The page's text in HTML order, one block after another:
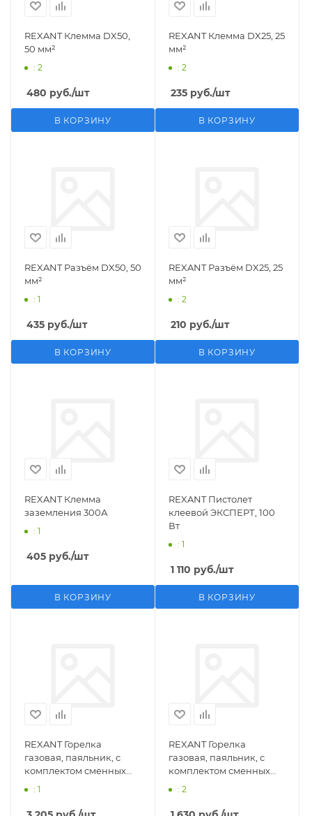
REXANT Клемма DX50,
50 мм²
: 2
480 руб./шт
В КОРЗИНУ
REXANT Клемма DX25, 25
мм²
: 2
235 руб./шт
В КОРЗИНУ
REXANT Разъём DX50, 50
мм²
: 1
435 руб./шт
В КОРЗИНУ
REXANT Разъём DX25, 25
мм²
: 2
210 руб./шт
В КОРЗИНУ
REXANT Клемма
заземления 300А
: 1
405 руб./шт
В КОРЗИНУ
REXANT Пистолет
клеевой ЭКСПЕРТ, 100
Вт
: 1
1 110 руб./шт
В КОРЗИНУ
REXANT Горелка
газовая, паяльник, с
комплектом сменных
насадок, 11 предметов
: 1
REXANT Горелка
газовая, паяльник, с
комплектом сменных
насадок, 3 предмета
: 2